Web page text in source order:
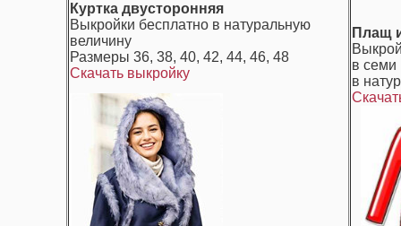
Куртка двусторонняя
Выкройки бесплатно в натуральную
величину
Размеры 36, 38, 40, 42, 44, 46, 48
Скачать выкройку
Плащ
в семи
в